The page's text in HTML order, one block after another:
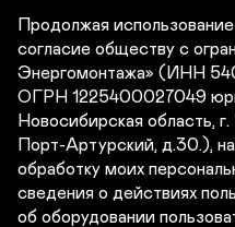
Продолжая
согласие обществу с
Энергомонтажа» (ИНН
ОГРН 1225400027049
Новосибирская область,
Порт-Артурский, д.30.),
обработку моих
сведения о действиях
об оборудовании